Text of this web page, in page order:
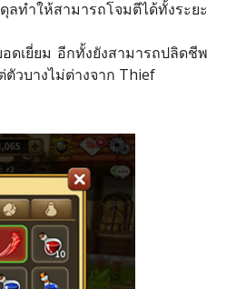
ทำให้สามารถโจมตีได้ทั้งระยะ
ดเยี่ยม อีกทั้งยังสามารถปลิดชีพ
วบางไม่ต่างจาก Thief